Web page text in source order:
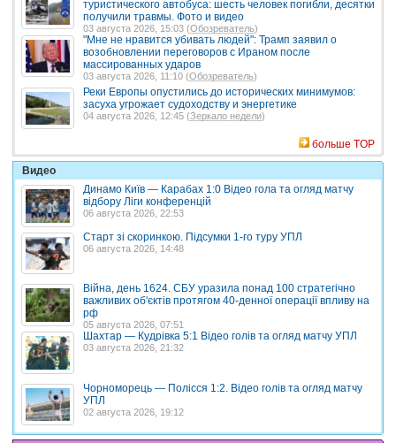
туристического автобуса: шесть человек погибли, десятки
получили травмы. Фото и видео
03 августа 2026, 15:03 (Обозреватель)
"Мне не нравится убивать людей": Трамп заявил о
возобновлении переговоров с Ираном после
массированных ударов
03 августа 2026, 11:10 (Обозреватель)
Реки Европы опустились до исторических минимумов:
засуха угрожает судоходству и энергетике
04 августа 2026, 12:45 (Зеркало недели)
больше TOP
Видео
Динамо Київ — Карабах 1:0 Відео гола та огляд матчу
відбору Ліги конференцій
06 августа 2026, 22:53
Старт зі скоринкою. Підсумки 1-го туру УПЛ
06 августа 2026, 14:48
Війна, день 1624. СБУ уразила понад 100 стратегічно
важливих об'єктів протягом 40-денної операції впливу на
рф
05 августа 2026, 07:51
Шахтар — Кудрівка 5:1 Відео голів та огляд матчу УПЛ
03 августа 2026, 21:32
Чорноморець — Полісся 1:2. Відео голів та огляд матчу
УПЛ
02 августа 2026, 19:12